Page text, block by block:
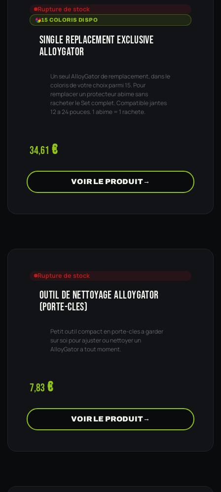
Rupture de stock
15 COLORIS DISPO
SINGLE REPLACEMENT EXCLUSIVE
ALLOYGATOR
Un seul AlloyGator de remplacement, dans le
coloris de votre choix parmi 15. Pour
remplacer un protecteur abime sans
racheter le Set complet. Compatible jantes
12 a 24 pouces. 1 abime = 1 rachete.
34,61 €
VOIR LE PRODUIT→
Rupture de stock
OUTIL DE NETTOYAGE ALLOYGATOR
(PORTE-CLES)
Petit outil compact en porte-cles a garder
sur soi pour ajuster ou nettoyer un
AlloyGator a tout moment.
7,83 €
VOIR LE PRODUIT→